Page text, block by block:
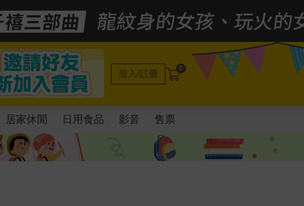
登入/註冊 0
居家休閒 日用食品 影音 售票